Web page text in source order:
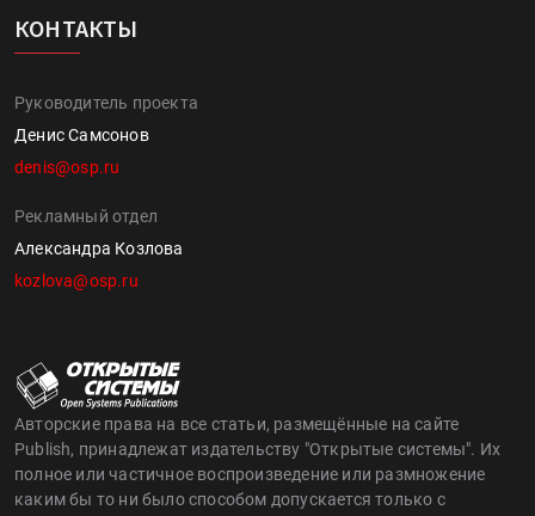
КОНТАКТЫ
Руководитель проекта
Денис Самсонов
denis@osp.ru
Рекламный отдел
Александра Козлова
kozlova@osp.ru
Авторские права на все статьи, размещённые на сайте
Publish, принадлежат издательству "Открытые системы". Их
полное или частичное воспроизведение или размножение
каким бы то ни было способом допускается только с